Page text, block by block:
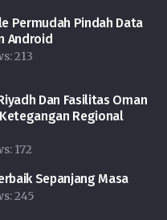
Permudah Pindah Data
Android
213
Dan Fasilitas Oman
Regional
172
Sepanjang Masa
245